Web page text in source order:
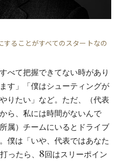
ることがすべてのスタートなの
べて把握できてない時があり
す」「僕はシューティングが
りたい」など。ただ、（代表
ら、私には時間がないんで
属）チームにいるとドライブ
僕は「いや、代表ではあなた
ったら、8回はスリーポイン